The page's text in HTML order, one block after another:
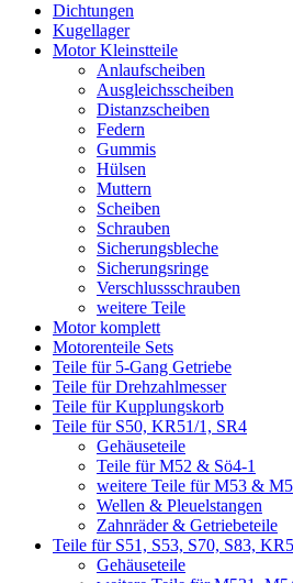
Dichtungen
Kugellager
Motor Kleinstteile
Anlaufscheiben
Ausgleichsscheiben
Distanzscheiben
Federn
Gummis
Hülsen
Muttern
Scheiben
Schrauben
Sicherungsbleche
Sicherungsringe
Verschlussschrauben
weitere Teile
Motor komplett
Motorenteile Sets
Teile für 5-Gang Getriebe
Teile für Drehzahlmesser
Teile für Kupplungskorb
Teile für S50, KR51/1, SR4
Gehäuseteile
Teile für M52 & Sö4-1
weitere Teile für M53 &
Wellen & Pleuelstangen
Zahnräder & Getriebeteile
Teile für S51, S53, S70, S83,
Gehäuseteile